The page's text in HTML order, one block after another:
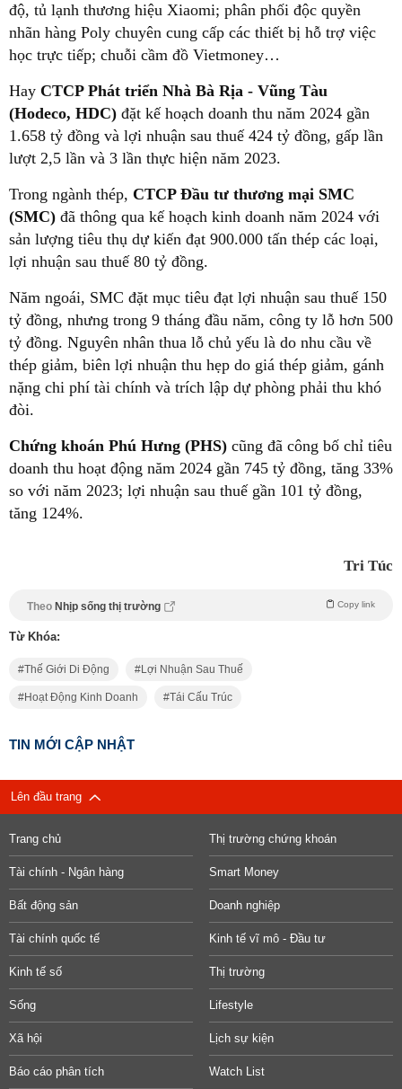
độ, tủ lạnh thương hiệu Xiaomi; phân phối độc quyền
nhãn hàng Poly chuyên cung cấp các thiết bị hỗ trợ việc
học trực tiếp; chuỗi cầm đồ Vietmoney…
Hay CTCP Phát triển Nhà Bà Rịa - Vũng Tàu
(Hodeco, HDC) đặt kế hoạch doanh thu năm 2024 gần
1.658 tỷ đồng và lợi nhuận sau thuế 424 tỷ đồng, gấp lần
lượt 2,5 lần và 3 lần thực hiện năm 2023.
Trong ngành thép, CTCP Đầu tư thương mại SMC
(SMC) đã thông qua kế hoạch kinh doanh năm 2024 với
sản lượng tiêu thụ dự kiến đạt 900.000 tấn thép các loại,
lợi nhuận sau thuế 80 tỷ đồng.
Năm ngoái, SMC đặt mục tiêu đạt lợi nhuận sau thuế 150
tỷ đồng, nhưng trong 9 tháng đầu năm, công ty lỗ hơn 500
tỷ đồng. Nguyên nhân thua lỗ chủ yếu là do nhu cầu về
thép giảm, biên lợi nhuận thu hẹp do giá thép giảm, gánh
nặng chi phí tài chính và trích lập dự phòng phải thu khó
đòi.
Chứng khoán Phú Hưng (PHS) cũng đã công bố chỉ tiêu
doanh thu hoạt động năm 2024 gần 745 tỷ đồng, tăng 33%
so với năm 2023; lợi nhuận sau thuế gần 101 tỷ đồng,
tăng 124%.
Tri Túc
Theo Nhịp sống thị trường Copy link
Từ Khóa:
Thế Giới Di Động Lợi Nhuận Sau Thuế
Hoạt Động Kinh Doanh Tái Cấu Trúc
TIN MỚI CẬP NHẬT
Lên đầu trang
Trang chủ Thị trường chứng khoán
Tài chính - Ngân hàng Smart Money
Bất động sản Doanh nghiệp
Tài chính quốc tế Kinh tế vĩ mô - Đầu tư
Kinh tế số Thị trường
Sống Lifestyle
Xã hội Lịch sự kiện
Báo cáo phân tích Watch List